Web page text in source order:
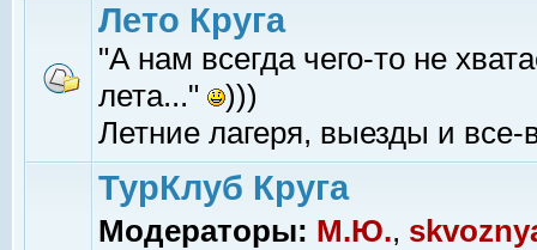
Лето Круга
"А нам всегда чего-то не
лета..."
)))
Летние лагеря, выезды и все-
ТурКлуб Круга
Модераторы: М.Ю.,